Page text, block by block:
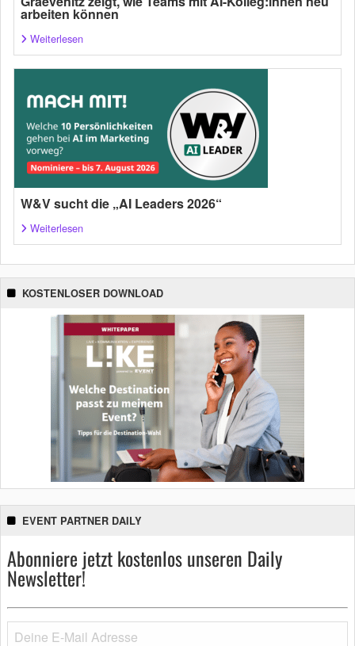
arbeiten können
Weiterlesen
W&V sucht die „AI Leaders 2026“
Weiterlesen
KOSTENLOSER DOWNLOAD
EVENT PARTNER DAILY
Abonniere jetzt kostenlos unseren Daily
Newsletter!